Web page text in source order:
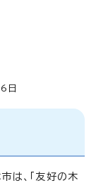
日
、「友好の木